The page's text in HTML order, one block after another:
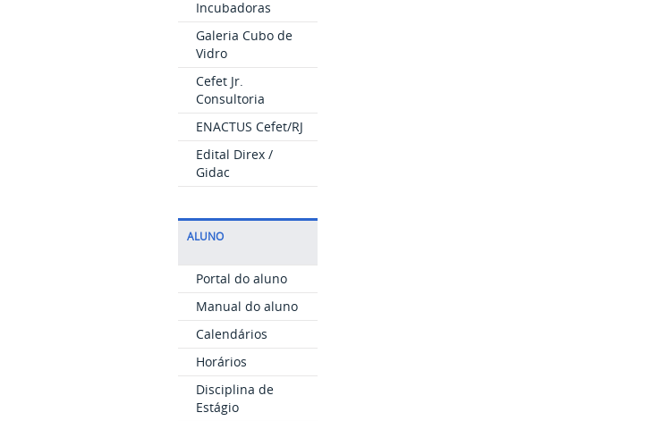
Incubadoras
Galeria Cubo de
Vidro
Cefet Jr.
Consultoria
ENACTUS Cefet/RJ
Edital Direx /
Gidac
ALUNO
Portal do aluno
Manual do aluno
Calendários
Horários
Disciplina de
Estágio